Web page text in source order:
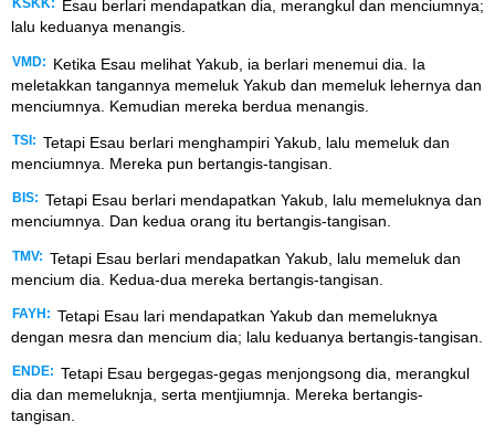
KSKK:
Esau berlari mendapatkan dia, merangkul dan menciumnya;
lalu keduanya menangis.
VMD:
Ketika Esau melihat Yakub, ia berlari menemui dia. Ia
meletakkan tangannya memeluk Yakub dan memeluk lehernya dan
menciumnya. Kemudian mereka berdua menangis.
TSI: Tetapi Esau berlari menghampiri Yakub, lalu memeluk dan
menciumnya. Mereka pun bertangis-tangisan.
BIS: Tetapi Esau berlari mendapatkan Yakub, lalu memeluknya dan
menciumnya. Dan kedua orang itu bertangis-tangisan.
TMV: Tetapi Esau berlari mendapatkan Yakub, lalu memeluk dan
mencium dia. Kedua-dua mereka bertangis-tangisan.
FAYH: Tetapi Esau lari mendapatkan Yakub dan memeluknya
dengan mesra dan mencium dia; lalu keduanya bertangis-tangisan.
ENDE: Tetapi Esau bergegas-gegas menjongsong dia, merangkul
dia dan memeluknja, serta mentjiumnja. Mereka bertangis-
tangisan.